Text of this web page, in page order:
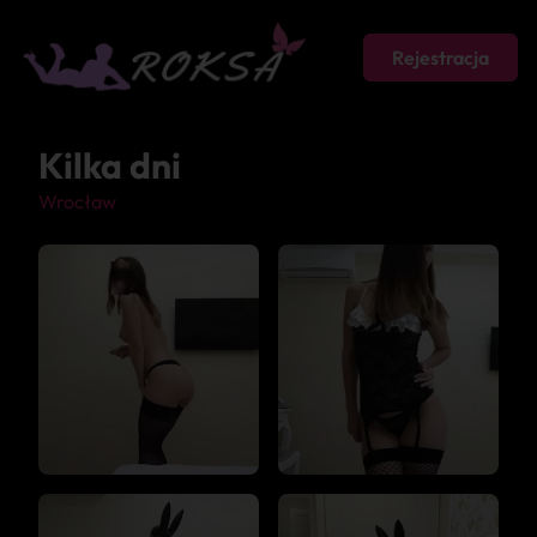
Rejestracja
Kilka dni
Wrocław